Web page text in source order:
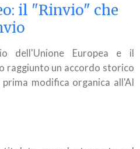
il "Rinvio" che
dell'Unione Europea e il
raggiunto un accordo storico
prima modifica organica all'AI